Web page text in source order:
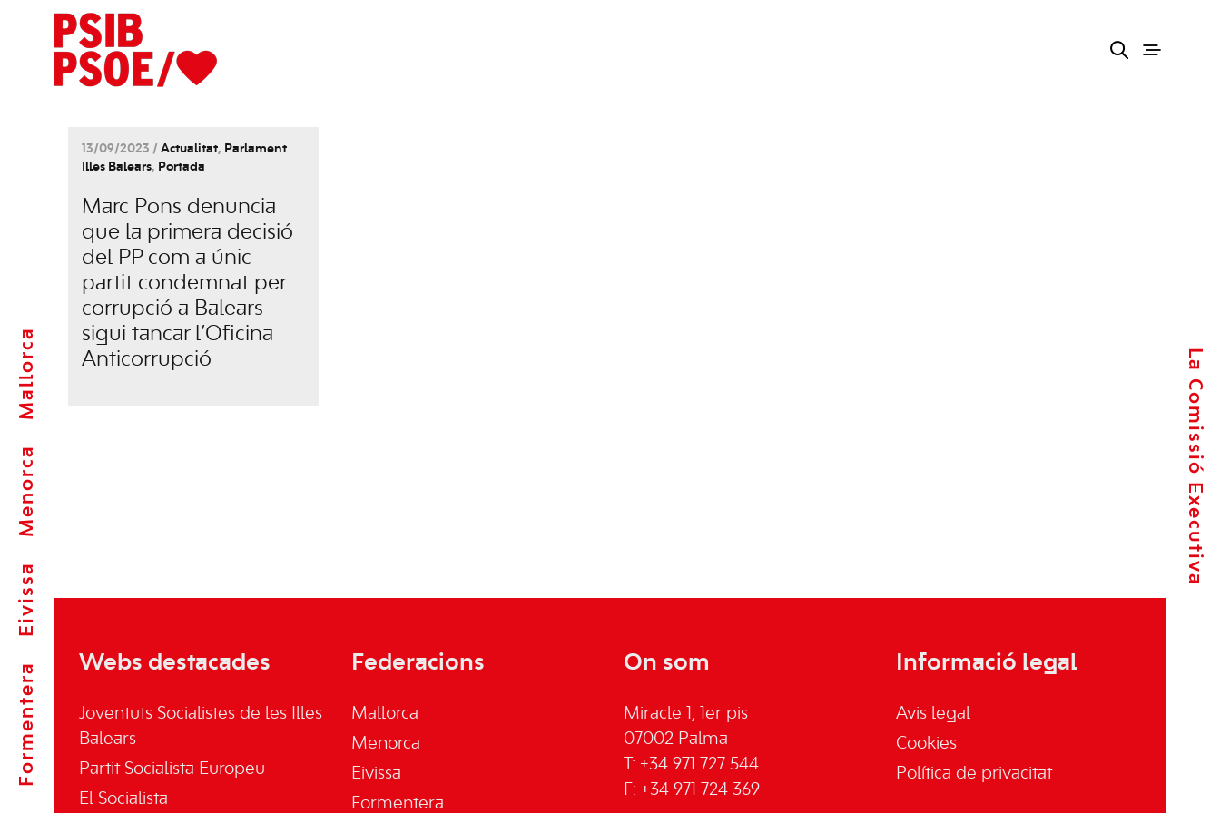
Formentera
Eivissa
Menorca
Mallorca La Comissió Executiva
13/09/2023 / Actualitat, Parlament
Illes Balears, Portada
Marc Pons denuncia
que la primera decisió
del PP com a únic
partit condemnat per
corrupció a Balears
sigui tancar l’Oficina
Anticorrupció
Webs destacades
Joventuts Socialistes de les Illes
Balears
Partit Socialista Europeu
El Socialista
Federacions
Mallorca
Menorca
Eivissa
Formentera
On som
Miracle 1, 1er pis
07002 Palma
T: +34 971 727 544
F: +34 971 724 369
Informació legal
Avis legal
Cookies
Política de privacitat